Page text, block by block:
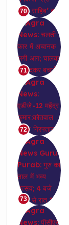
70
71
72
73